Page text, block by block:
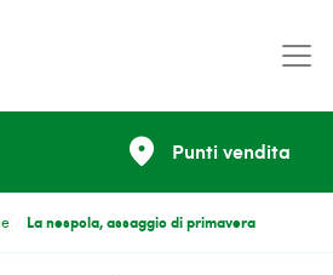
place Punti vendita
La nespola, assaggio di primavera